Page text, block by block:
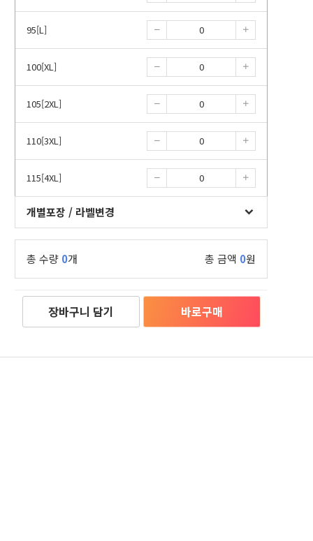
95[L]
100[XL]
105[2XL]
110[3XL]
115[4XL]
개별포장 / 라벨변경
총 수량 0개 총 금액 0원
장바구니 담기 바로구매